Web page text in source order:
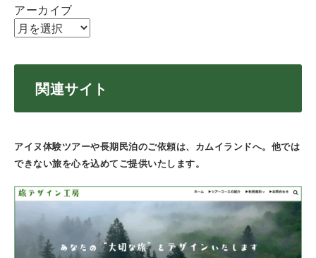
アーカイブ
関連サイト
アイヌ体験ツアーや長期民泊のご依頼は、カムイランドへ。他では
できない旅を心を込めてご提供いたします。